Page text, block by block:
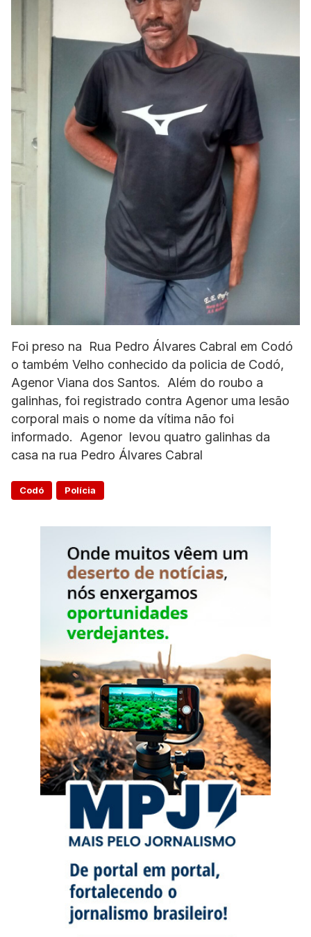
Foi preso na Rua Pedro Álvares Cabral em Codó
o também Velho conhecido da policia de Codó,
Agenor Viana dos Santos. Além do roubo a
galinhas, foi registrado contra Agenor uma lesão
corporal mais o nome da vítima não foi
informado. Agenor levou quatro galinhas da
casa na rua Pedro Álvares Cabral
Codó Polícia